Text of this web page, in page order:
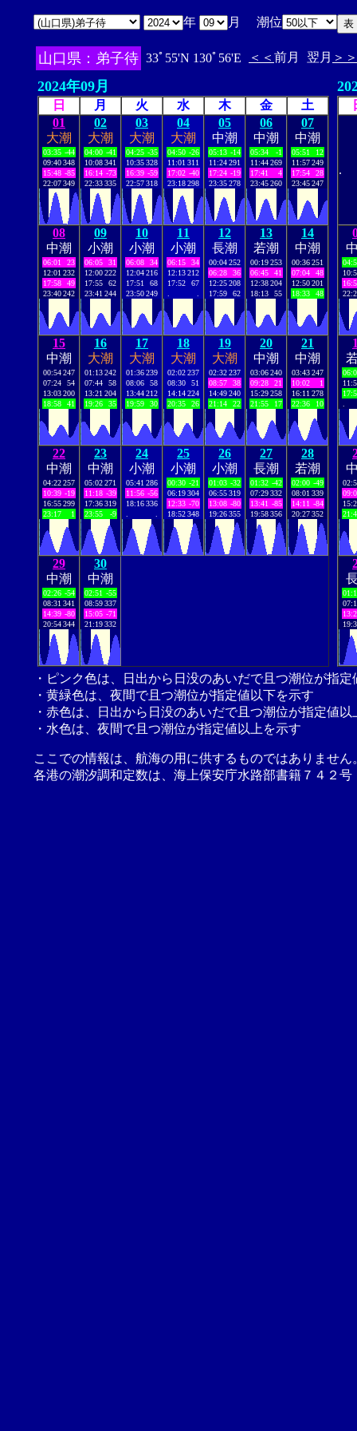
年 月 潮位
山口県：弟子待 33ﾟ55'N 130ﾟ56'E ＜＜ 前月 翌月 ＞＞
2024年09月
日 月 火 水 木 金
土
01
大潮
03:35 -44
09:40348
15:48 -85
22:07349
02
大潮
04:00 -41
10:08341
16:14 -73
22:33335
03
大潮
04:25 -35
10:35328
16:39 -59
22:57318
04
大潮
04:50 -26
11:01 311
17:02 -40
23:18298
05
中潮
05:13 -14
11:24291
17:24 -19
23:35278
06
中潮
05:34
-1
11:44269
17:41
4
23:45260
07
中潮
05:51
12
11:57249
17:54
28
23:45247
08
中潮
06:01
23
12:01 232
17:58
49
23:40242
09
小潮
06:05
31
12:00222
17:55
62
23:41 244
10
小潮
06:08
34
12:04216
17:51
68
23:50249
11
小潮
06:15
34
12:13212
17:52
67
12
長潮
00:04252
06:28
36
12:25208
17:59
62
13
若潮
00:19253
06:45
41
12:38204
18:13
55
14
中潮
00:36251
07:04
48
12:50201
18:33
48
15
中潮
00:54247
07:24
54
13:03200
18:58
41
16
大潮
01:13242
07:44
58
13:21 204
19:26
35
17
大潮
01:36239
08:06
58
13:44212
19:59
30
18
大潮
02:02237
08:30
51
14:14224
20:35
26
19
大潮
02:32237
08:57
38
14:49240
21:14
22
20
中潮
03:06240
09:28
21
15:29258
21:55
17
21
中潮
03:43247
10:02
1
16:11 278
22:36
10
22
中潮
04:22257
10:39 -19
16:55299
23:17
1
23
中潮
05:02271
11:18 -39
17:36319
23:55
-9
24
小潮
05:41 286
11:56 -56
18:16336
25
小潮
00:30 -21
06:19304
12:33 -70
18:52348
26
小潮
01:03 -32
06:55319
13:08 -80
19:26355
27
長潮
01:32 -42
07:29332
13:41 -85
19:58356
28
若潮
02:00 -49
08:01 339
14:11 -84
20:27352
29
中潮
02:26 -54
08:31 341
14:39 -80
20:54344
30
中潮
02:51 -55
08:59337
15:05 -71
21:19332
.
・ピンク色は、日出から日没のあいだで且つ潮位が指
・黄緑色は、夜間で且つ潮位が指定値以下を示す
・赤色は、日出から日没のあいだで且つ潮位が指定値以
・水色は、夜間で且つ潮位が指定値以上を示す
ここでの情報は、航海の用に供するものではありませ
各港の潮汐調和定数は、海上保安庁水路部書籍７４２